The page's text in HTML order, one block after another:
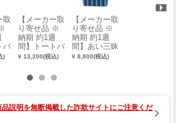
取
バ
)
【メーカー取
り寄せ品 ※
納期 約1週
間】トートバ
ッグ（No.31
¥ 13,200(税込)
【メーカー取
り寄せ品 ※
納期 約1週
間】あい三昧
トートバッグ
¥ 8,800(税込)
説明を無断掲載した詐欺サイトにご注意くだ